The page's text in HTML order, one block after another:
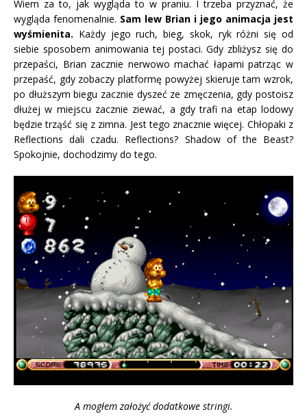
Wiem za to, jak wygląda to w praniu. I trzeba przyznać, że
wygląda fenomenalnie. Sam lew Brian i jego animacja jest
wyśmienita. Każdy jego ruch, bieg, skok, ryk różni się od
siebie sposobem animowania tej postaci. Gdy zbliżysz się do
przepaści, Brian zacznie nerwowo machać łapami patrząc w
przepaść, gdy zobaczy platformę powyżej skieruje tam wzrok,
po dłuższym biegu zacznie dyszeć ze zmęczenia, gdy postoisz
dłużej w miejscu zacznie ziewać, a gdy trafi na etap lodowy
będzie trząść się z zimna. Jest tego znacznie więcej. Chłopaki z
Reflections dali czadu. Reflections? Shadow of the Beast?
Spokojnie, dochodzimy do tego.
A mogłem założyć dodatkowe stringi.